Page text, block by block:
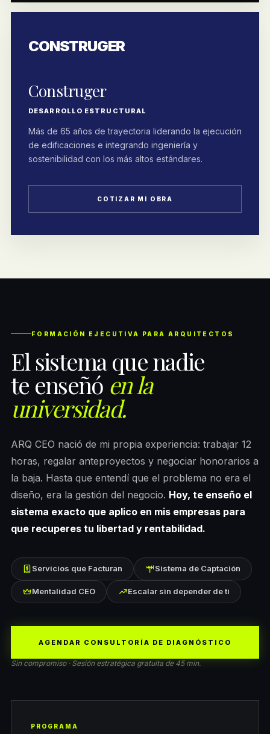
CONSTRUGER
Construger
DESARROLLO ESTRUCTURAL
Más de 65 años de trayectoria liderando la ejecución
de edificaciones e integrando ingeniería y
sostenibilidad con los más altos estándares.
COTIZAR MI OBRA
FORMACIÓN EJECUTIVA PARA ARQUITECTOS
El sistema que nadie
te enseñó en la
universidad.
ARQ CEO nació de mi propia experiencia: trabajar 12
horas, regalar anteproyectos y negociar honorarios a
la baja. Hasta que entendí que el problema no era el
diseño, era la gestión del negocio. Hoy, te enseño el
sistema exacto que aplico en mis empresas para
que recuperes tu libertad y rentabilidad.
Servicios que Facturan Sistema de Captación
Mentalidad CEO Escalar sin depender de ti
AGENDAR CONSULTORÍA DE DIAGNÓSTICO
Sin compromiso · Sesión estratégica gratuita de 45 min.
PROGRAMA